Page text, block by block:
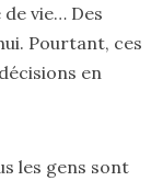
vie… Des
Pourtant, ces
en
les gens sont